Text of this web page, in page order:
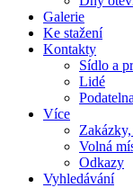
Galerie
Ke stažení
Kontakty
Sídlo a
Lidé
Podatelna
Více
Volná
Odkazy
Vyhledávání